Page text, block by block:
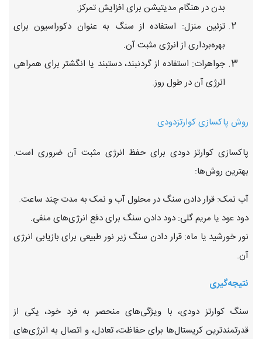
بدن در هنگام مدیتیشن برای افزایش تمرکز.
تزئین منزل: استفاده از سنگ به عنوان دکوراسیون برای
بهره‌برداری از انرژی مثبت آن.
جواهرات: استفاده از گردنبند، دستبند یا انگشتر برای همراهی
انرژی آن در طول روز.
روش پاکسازی کوارتزدودی
پاکسازی کوارتز دودی برای حفظ انرژی مثبت آن ضروری است.
بهترین روش‌ها:
آب نمک: قرار دادن سنگ در محلول آب و نمک به مدت چند ساعت.
دود عود یا مریم گلی: دود دادن سنگ برای دفع انرژی‌های منفی.
نور خورشید یا ماه: قرار دادن سنگ زیر نور طبیعی برای بازیابی انرژی
آن.
نتیجه‌گیری
سنگ کوارتز دودی، با ویژگی‌های منحصر به فرد خود، یکی از
قدرتمندترین کریستال‌ها برای حفاظت، تعادل، و اتصال به انرژی‌های